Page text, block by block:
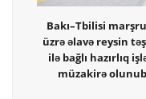
Bakı–Tbilisi
üzrə əlavə reysin
ilə bağlı hazırlıq
müzakirə olunub